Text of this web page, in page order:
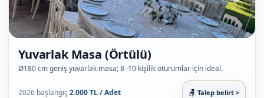
Yuvarlak Masa (Örtülü)
Ø180 cm geniş yuvarlak masa; 8–10 kişilik oturumlar için ideal.
2026 başlangıç2.000 TL / Adet Talep belirt >